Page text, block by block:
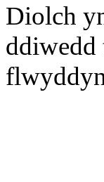
Diolch